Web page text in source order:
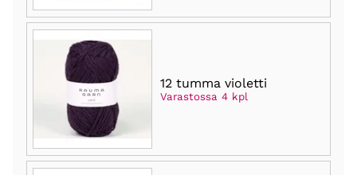
12 tumma violetti
Varastossa 4 kpl